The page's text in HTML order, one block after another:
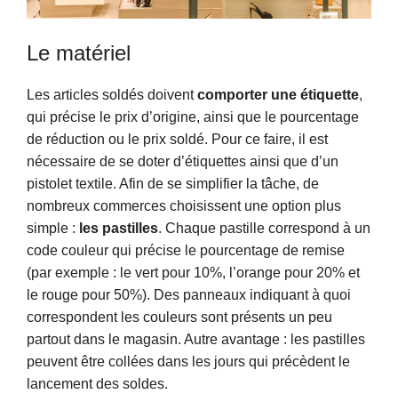
Le matériel
Les articles soldés doiventcomporter une étiquette,
qui précise le prix d’origine, ainsi que le pourcentage
de réduction ou le prix soldé. Pour ce faire, il est
nécessaire de se doter d’étiquettes ainsi que d’un
pistolet textile. Afin de se simplifier la tâche, de
nombreux commerces choisissent une option plus
simple : les pastilles. Chaque pastille correspond à un
code couleur qui précise le pourcentage de remise
(par exemple : le vert pour 10%, l’orange pour 20% et
le rouge pour 50%). Des panneaux indiquant à quoi
correspondent les couleurs sont présents un peu
partout dans le magasin. Autre avantage : les pastilles
peuvent être collées dans les jours qui précèdent le
lancement des soldes.